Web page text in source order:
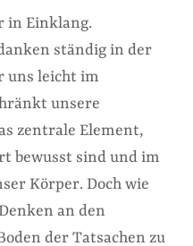
in Einklang.
ständig in der
uns leicht im
unsere
zentrale Element,
bewusst sind und im
Körper. Doch wie
an den
der Tatsachen zu